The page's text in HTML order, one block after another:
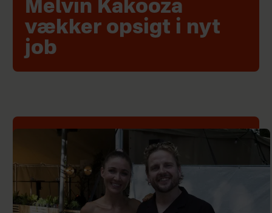
Melvin Kakooza
vækker opsigt i nyt
job